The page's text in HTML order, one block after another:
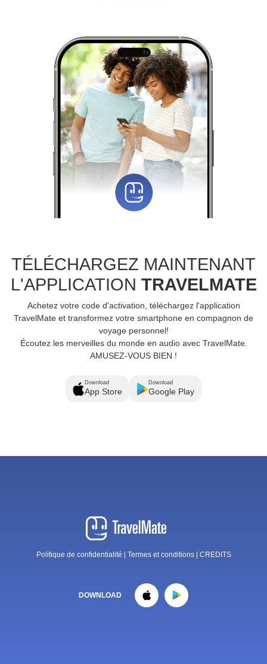
TÉLÉCHARGEZ MAINTENANT
L'APPLICATION TRAVELMATE
Achetez votre code d'activation, téléchargez l'application
TravelMate et transformez votre smartphone en compagnon de
voyage personnel!
Écoutez les merveilles du monde en audio avec TravelMate.
AMUSEZ-VOUS BIEN !
Download
App Store
Download
Google Play
Politique de confidentialité Termes et conditions CREDITS
DOWNLOAD